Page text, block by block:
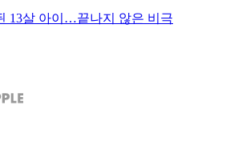
13살 아이…끝나지 않은 비극